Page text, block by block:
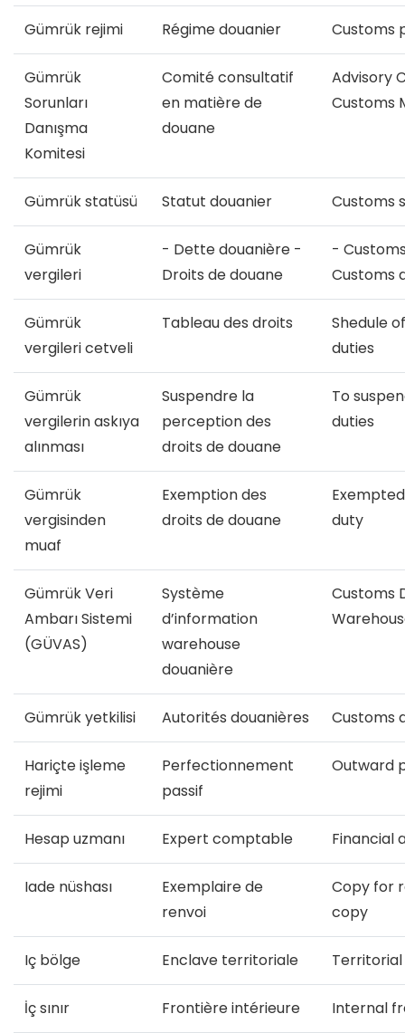
Gümrük rejimi Régime douanier Customs
Gümrük
Sorunları
Danışma
Komitesi
Comité consultatif
en matière de
douane
Advisory
Customs
Gümrük statüsü Statut douanier Customs
Gümrük
vergileri
- Dette douanière -
Droits de douane
-
Customs
Gümrük
vergileri cetveli
Tableau des droits
Shedule
duties
Gümrük
vergilerin askıya
alınması
Suspendre la
perception des
droits de douane
To
duties
Gümrük
vergisinden
muaf
Exemption des
droits de douane
duty
Gümrük Veri
Ambarı Sistemi
(GÜVAS)
Système
d’information
warehouse
douanière
Customs
Gümrük yetkilisi Autorités douanières Customs
Hariçte işleme
rejimi
Perfectionnement
passif
Outward
Hesap uzmanı Expert comptable Financial
Iade nüshası
Exemplaire de
renvoi
Copy for
copy
Iç bölge Enclave territoriale
İç sınır Frontière intérieure Internal